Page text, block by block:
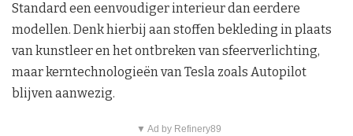
Standard een eenvoudiger interieur dan eerdere
modellen. Denk hierbij aan stoffen bekleding in plaats
van kunstleer en het ontbreken van sfeerverlichting,
maar kerntechnologieën van Tesla zoals Autopilot
blijven aanwezig.
▼ Ad by Refinery89